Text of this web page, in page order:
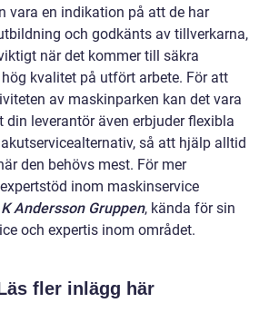
vara en indikation på att de har
och godkänts av tillverkarna,
när det kommer till säkra
kvalitet på utfört arbete. För att
av maskinparken kan det vara
leverantör även erbjuder flexibla
så att hjälp alltid
den behövs mest. För mer
inom maskinservice
K Andersson Gruppen, kända för sin
och expertis inom området.
fler inlägg här